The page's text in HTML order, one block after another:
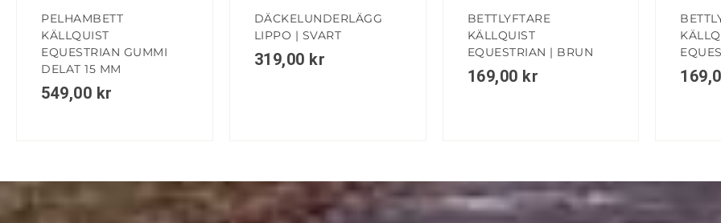
PELHAMBETT
KÄLLQUIST
EQUESTRIAN GUMMI
DELAT 15 MM
549,00 kr
DÄCKELUNDERLÄGG
LIPPO | SVART
319,00 kr
BETTLYFTARE
KÄLLQUIST
EQUESTRIAN | BRUN
169,00 kr